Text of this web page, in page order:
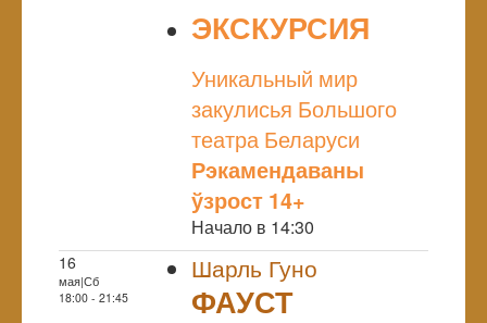
ЭКСКУРСИЯ
Уникальный мир
закулисья Большого
театра Беларуси
Рэкамендаваны
ўзрост 14+
Начало в 14:30
16
мая|Сб
18:00 - 21:45
Шарль Гуно
ФАУСТ